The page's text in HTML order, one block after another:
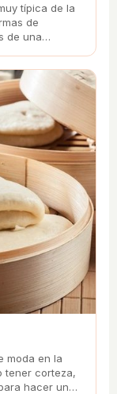
típica de la
de
de una
moda en la
tener corteza,
hacer un